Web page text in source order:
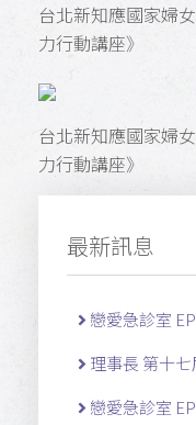
台北新知應國家婦
力行動講座》
台北新知應國家婦
力行動講座》
最新訊息
戀愛急診室
理事長 第十七
戀愛急診室